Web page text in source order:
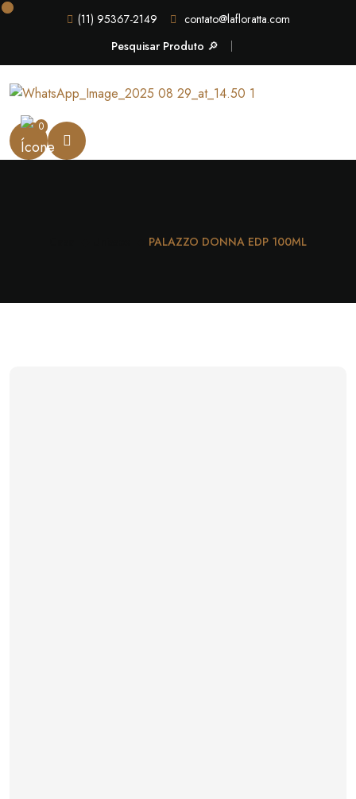
(11) 95367-2149
contato@lafloratta.com
Pesquisar Produto 🔎
0
PALAZZO DONNA EDP 100ML